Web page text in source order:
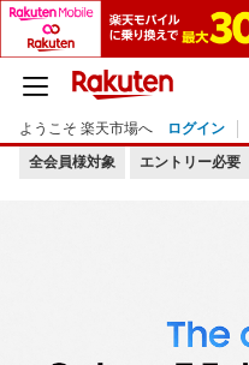
ようこそ 楽天市場へ ログイン
全会員様対象
エントリー必要